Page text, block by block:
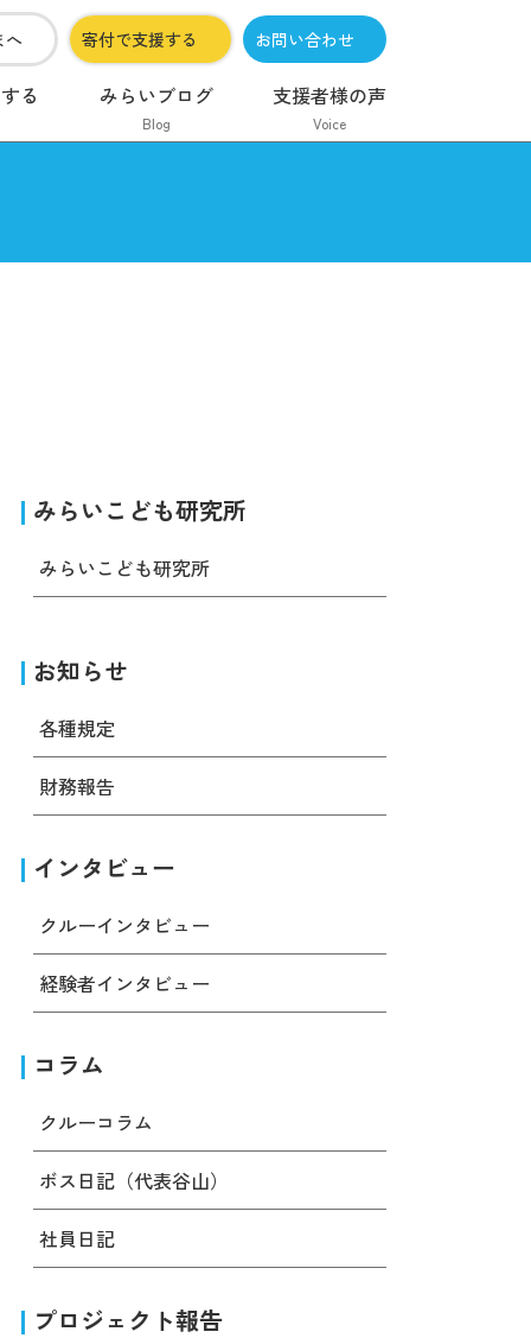
へ 寄付で支援する お問い合わせ
る みらいブログ
Blog
支援者様の声
Voice
みらいこども研究所
みらいこども研究所
お知らせ
各種規定
財務報告
インタビュー
クルーインタビュー
経験者インタビュー
コラム
クルーコラム
ボス日記（代表谷山）
社員日記
プロジェクト報告